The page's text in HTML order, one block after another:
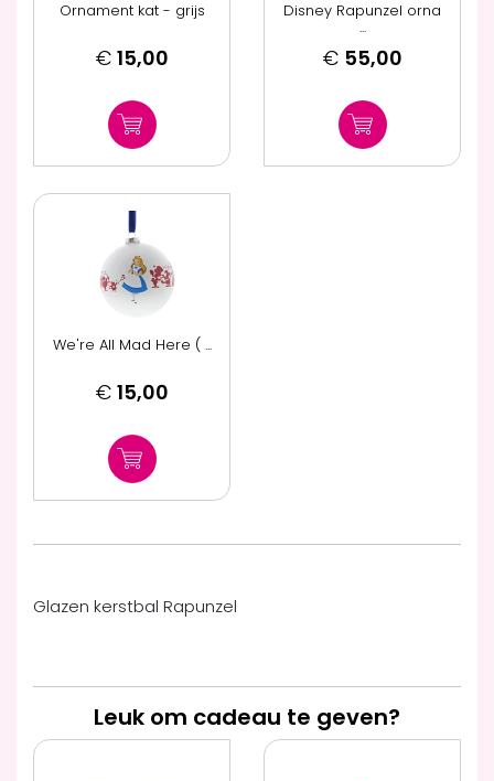
Ornament kat - grijs
€ 15,00
Disney Rapunzel orna
...
€ 55,00
We're All Mad Here ( ...
€ 15,00
Glazen kerstbal Rapunzel
Leuk om cadeau te geven?